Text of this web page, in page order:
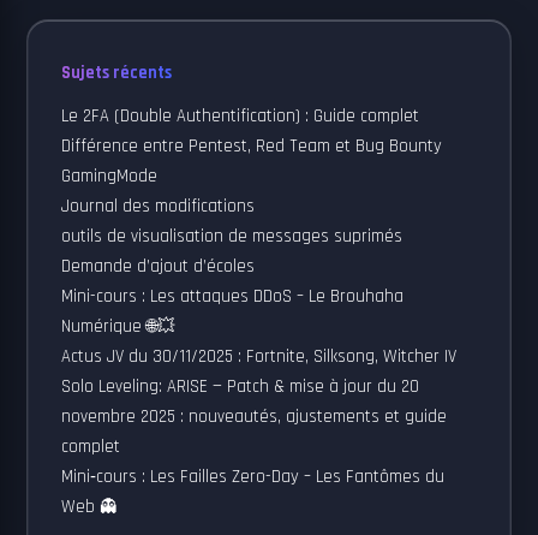
Sujets récents
Le 2FA (Double Authentification) : Guide complet
Différence entre Pentest, Red Team et Bug Bounty
GamingMode
Journal des modifications
outils de visualisation de messages suprimés
Demande d’ajout d’écoles
Mini-cours : Les attaques DDoS – Le Brouhaha
Numérique 🌐💥
Actus JV du 30/11/2025 : Fortnite, Silksong, Witcher IV
Solo Leveling: ARISE — Patch & mise à jour du 20
novembre 2025 : nouveautés, ajustements et guide
complet
Mini‑cours : Les Failles Zero-Day – Les Fantômes du
Web 👻